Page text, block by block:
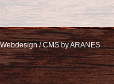
Webdesign / CMS by ARANES